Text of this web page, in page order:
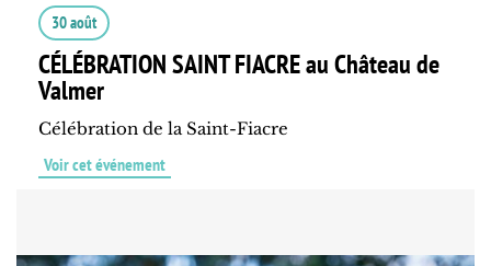
30 août
CÉLÉBRATION SAINT FIACRE au Château de
Valmer
Célébration de la Saint-Fiacre
Voir cet événement